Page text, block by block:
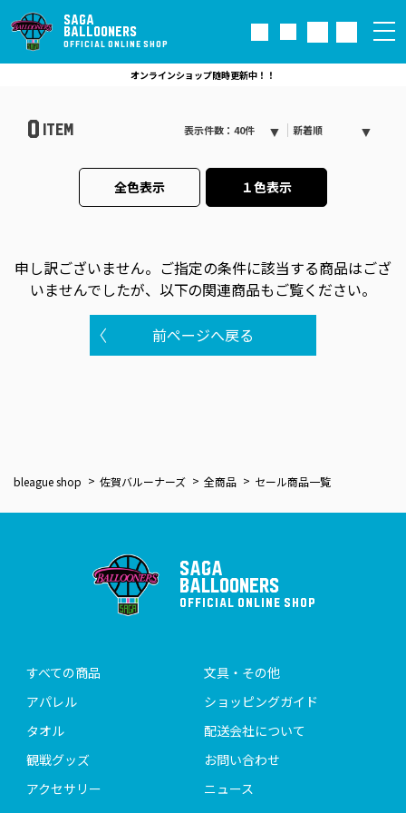
SAGA
BALLOONERS
OFFICIAL ONLINE SHOP
オンラインショップ随時更新中！！
0 ITEM 表示件数：40件 新着順
全色表示 １色表示
申し訳ございません。 ご指定の条件に該当する商品はござ
いませんでしたが、以下の関連商品もご覧ください。
前ページへ戻る
bleague shop 佐賀バルーナーズ 全商品 セール商品一覧
SAGA
BALLOONERS
OFFICIAL ONLINE SHOP
すべての商品
アパレル
タオル
観戦グッズ
アクセサリー
文具・その他
ショッピングガイド
配送会社について
お問い合わせ
ニュース